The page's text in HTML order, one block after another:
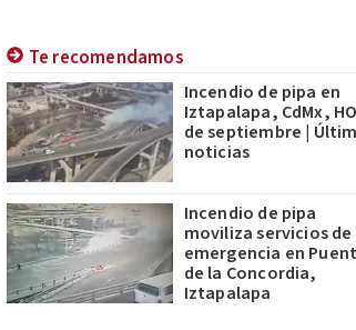
Te recomendamos
Incendio de pipa en
Iztapalapa, CdMx,
de septiembre |
noticias
Incendio de pipa
moviliza servicios de
emergencia en
de la Concordia,
Iztapalapa